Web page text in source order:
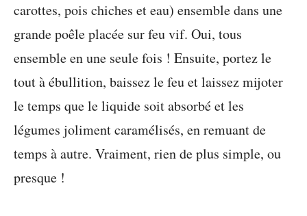
carottes, pois chiches et eau) ensemble dans une
grande poêle placée sur feu vif. Oui, tous
ensemble en une seule fois ! Ensuite, portez le
tout à ébullition, baissez le feu et laissez mijoter
le temps que le liquide soit absorbé et les
légumes joliment caramélisés, en remuant de
temps à autre. Vraiment, rien de plus simple, ou
presque !